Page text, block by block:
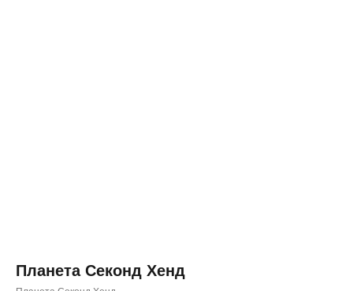
Планета Секонд Хенд